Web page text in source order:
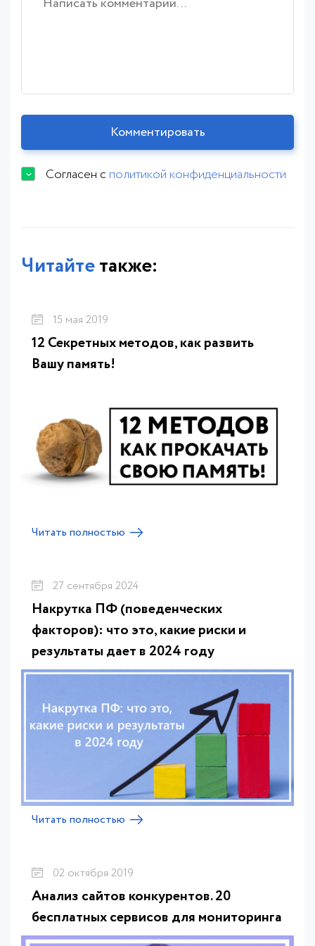
Согласен сполитикой конфиденциальности
Читайтетакже:
15 мая 2019
12 Секретных методов, как развить
Вашу память!
Читать полностью
27 сентября 2024
Накрутка ПФ (поведенческих
факторов): что это, какие риски и
результаты дает в 2024 году
Читать полностью
02 октября 2019
Анализ сайтов конкурентов. 20
бесплатных сервисов для мониторинга